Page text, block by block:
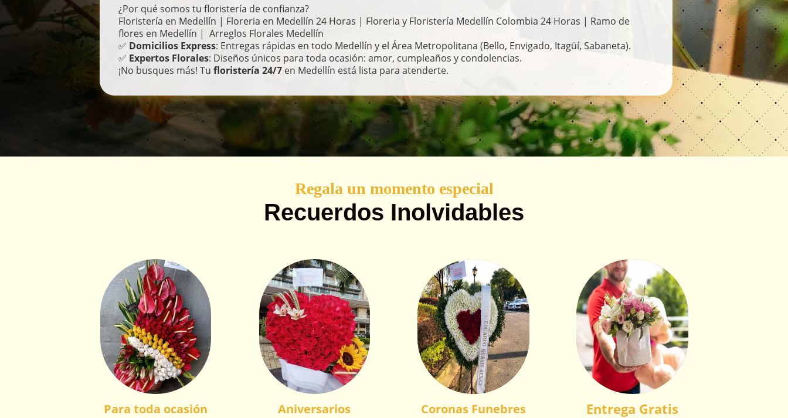
¿Por qué somos tu floristería de confianza?
Floristería en Medellín | Floreria en Medellín 24 Horas | Floreria y Floristería Medellín Colombia 24 Horas | Ramo de
flores en Medellín | Arreglos Florales Medellín
✅ Domicilios Express: Entregas rápidas en todo Medellín y el Área Metropolitana (Bello, Envigado, Itagüí, Sabaneta).
✅ Expertos Florales: Diseños únicos para toda ocasión: amor, cumpleaños y condolencias.
¡No busques más! Tu floristería 24/7 en Medellín está lista para atenderte.
Regala un momento especial
Recuerdos Inolvidables
Para toda ocasión Aniversarios Coronas Funebres Entrega Gratis